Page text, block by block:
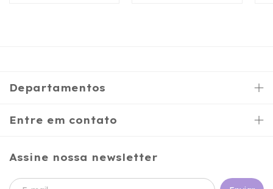
Departamentos
Entre em contato
Assine nossa newsletter